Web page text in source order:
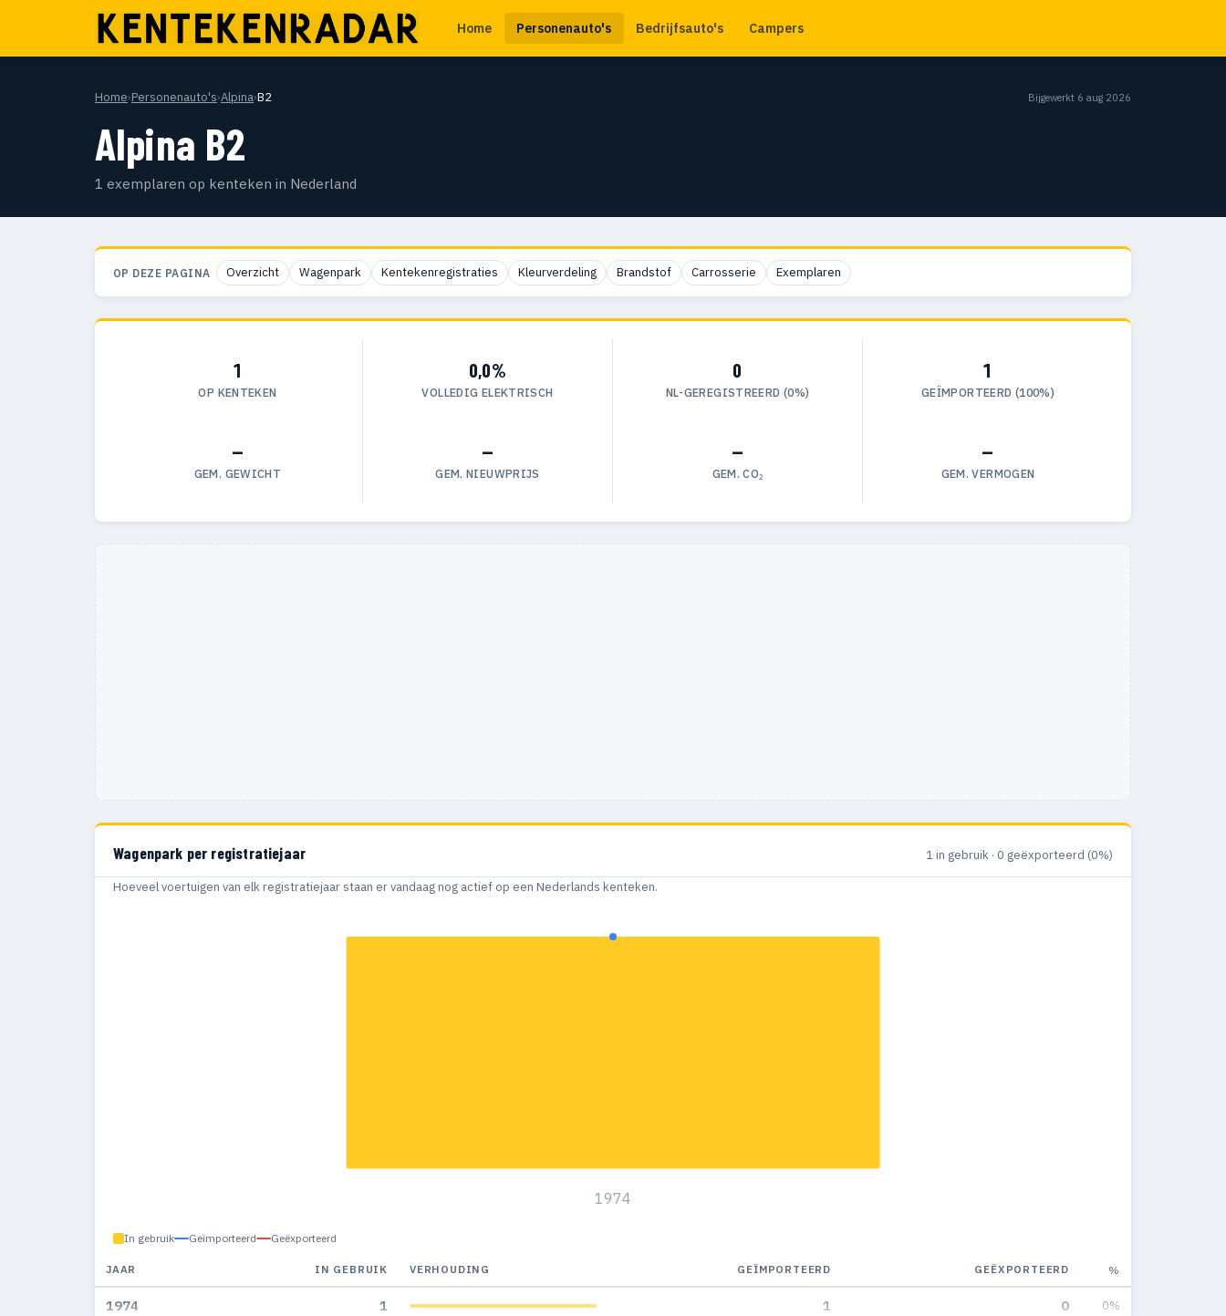
Home Personenauto's Bedrijfsauto's Campers
Home›Personenauto's›Alpina›B2 Bijgewerkt 6 aug 2026
Alpina B2
1 exemplaren op kenteken in Nederland
OP DEZE PAGINA Overzicht Wagenpark Kentekenregistraties Kleurverdeling Brandstof Carrosserie Exemplaren
1
OP KENTEKEN
0,0%
VOLLEDIG ELEKTRISCH
0
NL-GEREGISTREERD (0%)
1
GEÏMPORTEERD (100%)
—
GEM. GEWICHT
—
GEM. NIEUWPRIJS
—
GEM. CO₂
—
GEM. VERMOGEN
Wagenpark per registratiejaar 1 in gebruik · 0 geëxporteerd (0%)
Hoeveel voertuigen van elk registratiejaar staan er vandaag nog actief op een Nederlands kenteken.
1974
In gebruik Geïmporteerd Geëxporteerd
JAAR IN GEBRUIK VERHOUDING GEÏMPORTEERD GEËXPORTEERD %
1974 1 1 0 0%